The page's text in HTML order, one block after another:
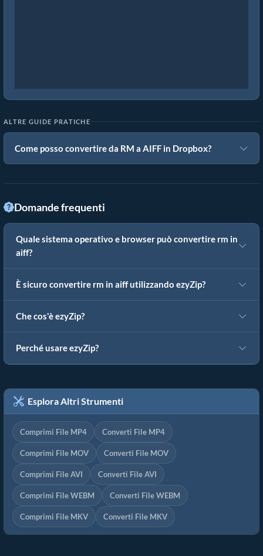
ALTRE GUIDE PRATICHE
Come posso convertire da RM a AIFF in Dropbox?
Domande frequenti
Quale sistema operativo e browser può convertire rm in
aiff?
È sicuro convertire rm in aiff utilizzando ezyZip?
Che cos'è ezyZip?
Perché usare ezyZip?
Esplora Altri Strumenti
Comprimi File MP4 Converti File MP4
Comprimi File MOV Converti File MOV
Comprimi File AVI Converti File AVI
Comprimi File WEBM Converti File WEBM
Comprimi File MKV Converti File MKV